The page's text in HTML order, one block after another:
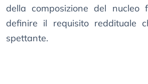
della composizione del nucleo
definire il requisito reddituale
spettante.